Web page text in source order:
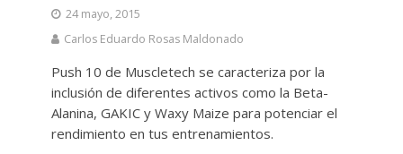
24 mayo, 2015
Carlos Eduardo Rosas Maldonado
Push 10 de Muscletech se caracteriza por la
inclusión de diferentes activos como la Beta-
Alanina, GAKIC y Waxy Maize para potenciar el
rendimiento en tus entrenamientos.